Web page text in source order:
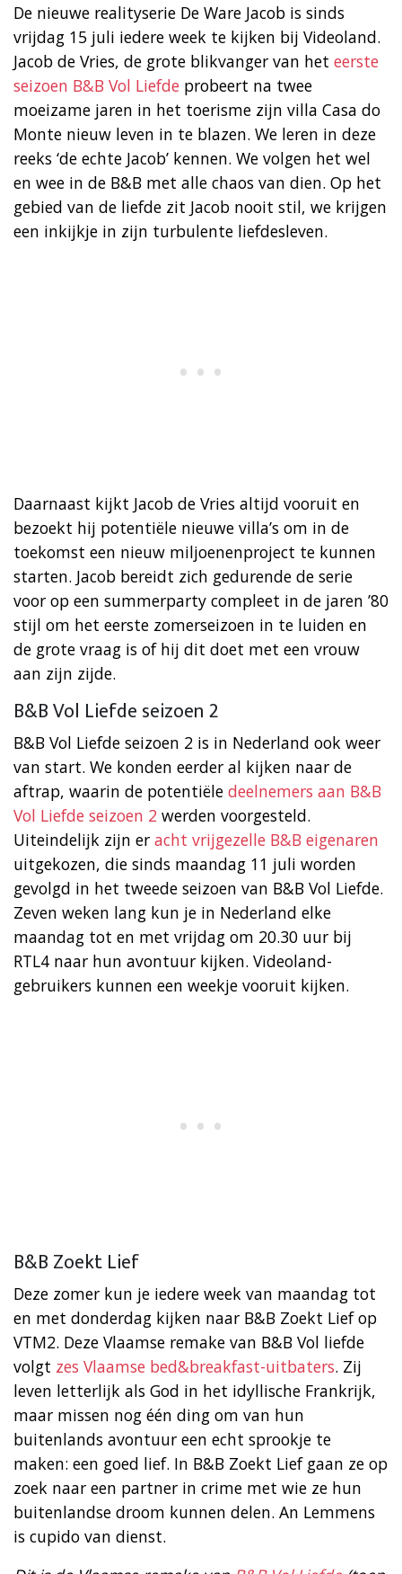
De nieuwe realityserie De Ware Jacob is sinds
vrijdag 15 juli iedere week te kijken bij Videoland.
Jacob de Vries, de grote blikvanger van het eerste
seizoen B&B Vol Liefde probeert na twee
moeizame jaren in het toerisme zijn villa Casa do
Monte nieuw leven in te blazen. We leren in deze
reeks ‘de echte Jacob’ kennen. We volgen het wel
en wee in de B&B met alle chaos van dien. Op het
gebied van de liefde zit Jacob nooit stil, we krijgen
een inkijkje in zijn turbulente liefdesleven.
Daarnaast kijkt Jacob de Vries altijd vooruit en
bezoekt hij potentiële nieuwe villa’s om in de
toekomst een nieuw miljoenenproject te kunnen
starten. Jacob bereidt zich gedurende de serie
voor op een summerparty compleet in de jaren ’80
stijl om het eerste zomerseizoen in te luiden en
de grote vraag is of hij dit doet met een vrouw
aan zijn zijde.
B&B Vol Liefde seizoen 2
B&B Vol Liefde seizoen 2 is in Nederland ook weer
van start. We konden eerder al kijken naar de
aftrap, waarin de potentiële deelnemers aan B&B
Vol Liefde seizoen 2 werden voorgesteld.
Uiteindelijk zijn er acht vrijgezelle B&B eigenaren
uitgekozen, die sinds maandag 11 juli worden
gevolgd in het tweede seizoen van B&B Vol Liefde.
Zeven weken lang kun je in Nederland elke
maandag tot en met vrijdag om 20.30 uur bij
RTL4 naar hun avontuur kijken. Videoland-
gebruikers kunnen een weekje vooruit kijken.
B&B Zoekt Lief
Deze zomer kun je iedere week van maandag tot
en met donderdag kijken naar B&B Zoekt Lief op
VTM2. Deze Vlaamse remake van B&B Vol liefde
volgt zes Vlaamse bed&breakfast-uitbaters. Zij
leven letterlijk als God in het idyllische Frankrijk,
maar missen nog één ding om van hun
buitenlands avontuur een echt sprookje te
maken: een goed lief. In B&B Zoekt Lief gaan ze op
zoek naar een partner in crime met wie ze hun
buitenlandse droom kunnen delen. An Lemmens
is cupido van dienst.